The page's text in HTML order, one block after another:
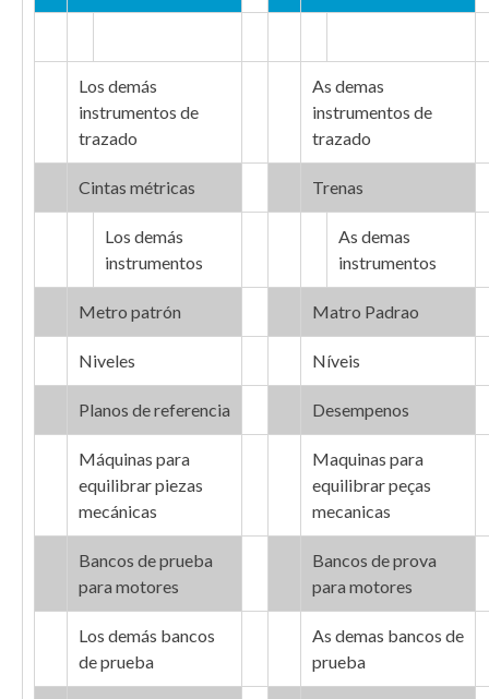
Los demás
instrumentos de
trazado
As demas
instrumentos de
trazado
Cintas métricas Trenas
Los demás
instrumentos
As demas
instrumentos
Metro patrón Matro Padrao
Niveles Níveis
Planos de referencia Desempenos
Máquinas para
equilibrar piezas
mecánicas
Maquinas para
equilibrar peças
mecanicas
Bancos de prueba
para motores
Bancos de prova
para motores
Los demás bancos
de prueba
As demas bancos de
prueba